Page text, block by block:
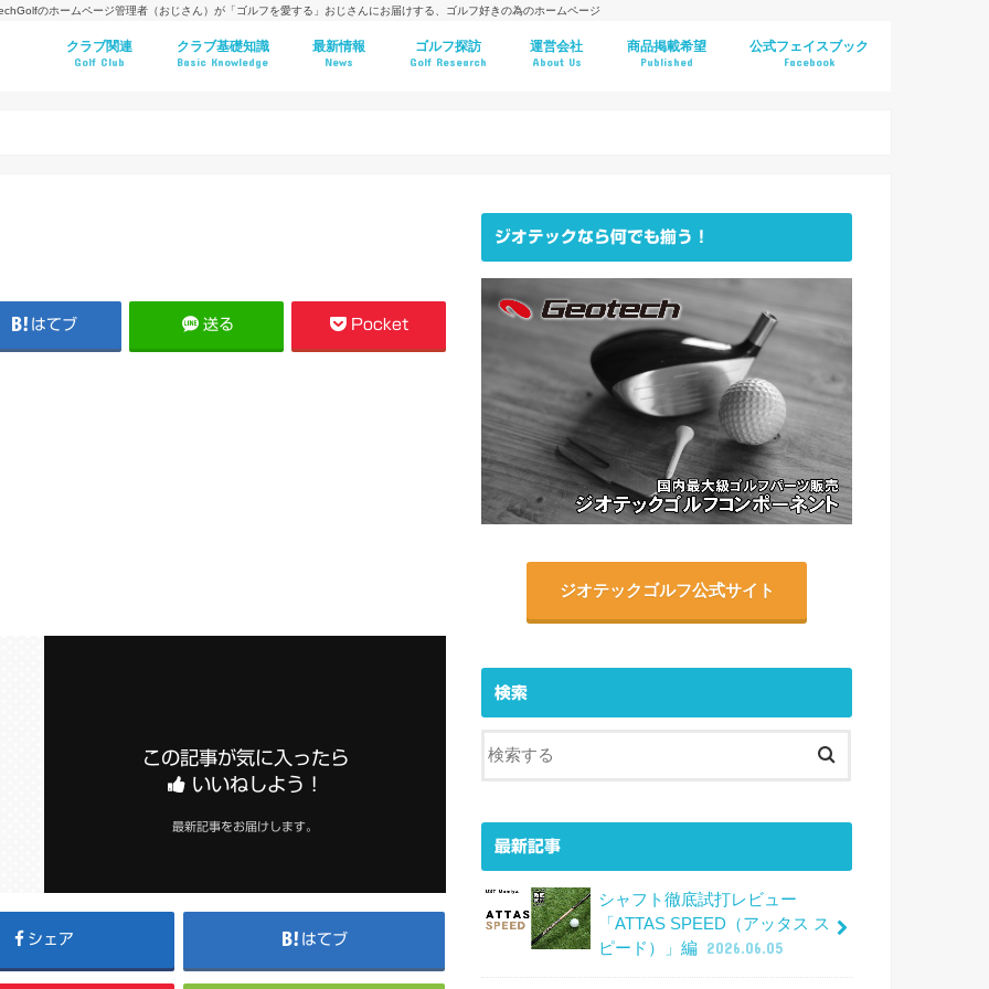
のホームページ管理者（おじさん）が「ゴルフを愛する」おじさんにお届けする、ゴルフ好きの為のホームページ
クラブ関連
Golf Club
クラブ基礎知識
Basic Knowledge
最新情報
News
ゴルフ探訪
Golf Research
運営会社
About Us
商品掲載希望
Published
公式フェイスブック
Facebook
はてブ 送る Pocket
この記事が気に入ったら
いいねしよう！
最新記事をお届けします。
シェア はてブ
ジオテックなら何でも揃う！
ジオテックゴルフ公式サイト
検索
最新記事
シャフト徹底試打レビュー
「ATTAS SPEED（アッタス ス
ピード）」編 2026.06.05